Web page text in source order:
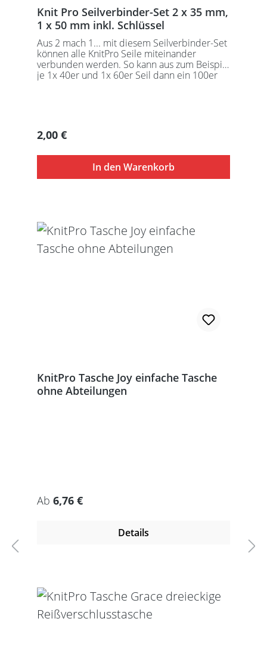
Knit Pro Seilverbinder-Set 2 x 35 mm,
1 x 50 mm inkl. Schlüssel
Aus 2 mach 1... mit diesem Seilverbinder-Set
können alle KnitPro Seile miteinander
verbunden werden. So kann aus zum Beispiel
je 1x 40er und 1x 60er Seil dann ein 100er
Regulärer Preis:
2,00 €
In den Warenkorb
KnitPro Tasche Joy einfache Tasche
ohne Abteilungen
Regulärer Preis:
Ab 6,76 €
Details